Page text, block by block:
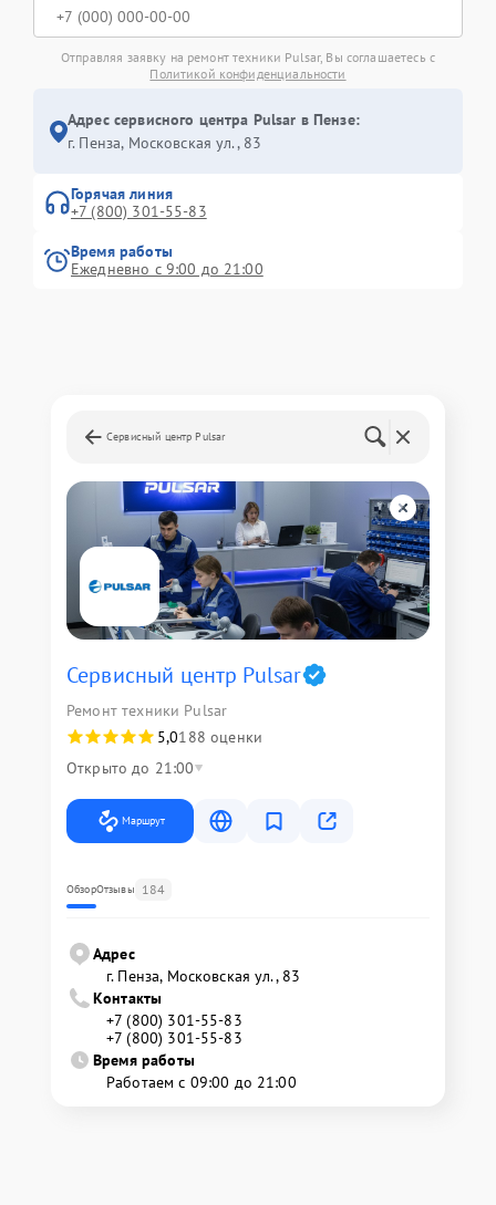
Отправляя заявку на ремонт техники Pulsar, Вы соглашаетесь с
Политикой конфиденциальности
Адрес сервисного центра Pulsar в Пензе:
г. Пенза, Московская ул., 83
Горячая линия
+7 (800) 301-55-83
Время работы
Ежедневно с 9:00 до 21:00
Сервисный центр Pulsar
Сервисный центр Pulsar
Ремонт техники Pulsar
5,0188 оценки
Открыто до 21:00
Маршрут
ОбзорОтзывы 184
Адрес
г. Пенза, Московская ул., 83
Контакты
+7 (800) 301-55-83
+7 (800) 301-55-83
Время работы
Работаем с 09:00 до 21:00